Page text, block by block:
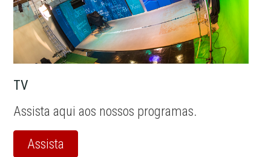
TV
Assista aqui aos nossos programas.
Assista